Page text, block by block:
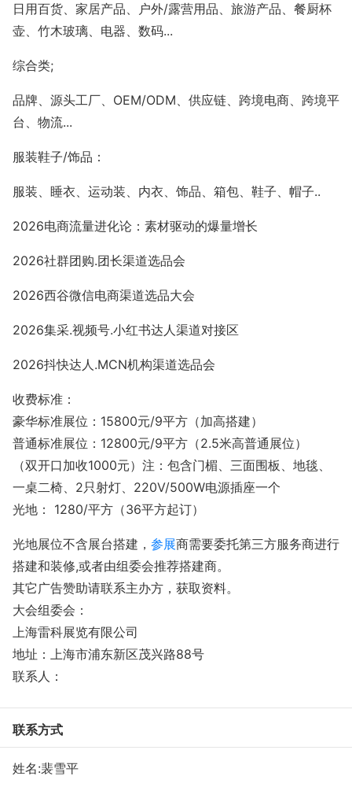
日用百货、家居产品、户外/露营用品、旅游产品、餐厨杯
壶、竹木玻璃、电器、数码...
综合类;
品牌、源头工厂、 OEM/ODM、供应链、跨境电商、跨境平
台、物流...
服装鞋子/饰品：
服装、睡衣、运动装、内衣、饰品、箱包、鞋子、帽子..
2026电商流量进化论：素材驱动的爆量增长
2026社群团购.团长渠道选品会
2026西谷微信电商渠道选品大会
2026集采.视频号.小红书达人渠道对接区
2026抖快达人.MCN机构渠道选品会
收费标准 ：
豪华标准展位： 15800元/9平方（加高搭建）
普通标准展位： 12800元/9平方（2.5米高普通展位）
（双开口加收1000元）注：包含门楣、三面围板、地毯、
一桌二椅、2只射灯、220V/500W电源插座一个
光地：
1280/平方（36平方起订）
光地展位不含展台搭建， 参展商需要委托第三方服务商进行
搭建和装修,或者由组委会推荐搭建商。
其它广告赞助请联系主办方，获取资料。
大会组委会：
上海雷科展览有限公司
地址：上海市浦东新区茂兴路88号
联系人：
联系方式
姓名:裴雪平